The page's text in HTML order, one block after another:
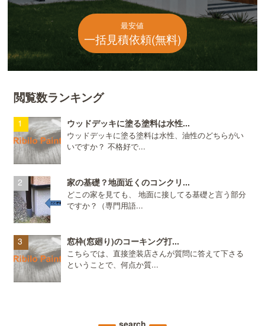
最安値
一括見積依頼(無料)
閲覧数ランキング
ウッドデッキに塗る塗料は水性...
ウッドデッキに塗る塗料は水性、油性のどちらがい
いですか？ 不格好で...
家の基礎？地面近くのコンクリ...
どこの家を見ても、 地面に接してる基礎と言う部分
ですか？（専門用語...
窓枠(窓廻り)のコーキング打...
こちらでは、直接塗装店さんが質問に答えて下さる
ということで、何点か質...
search